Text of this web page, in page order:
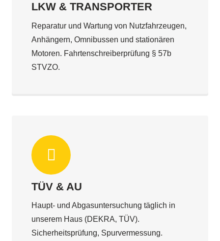
LKW & TRANSPORTER
Reparatur und Wartung von Nutzfahrzeugen,
Anhängern, Omnibussen und stationären
Motoren. Fahrtenschreiberprüfung § 57b
STVZO.
TÜV & AU
Haupt- und Abgasuntersuchung täglich in
unserem Haus (DEKRA, TÜV).
Sicherheitsprüfung, Spurvermessung.